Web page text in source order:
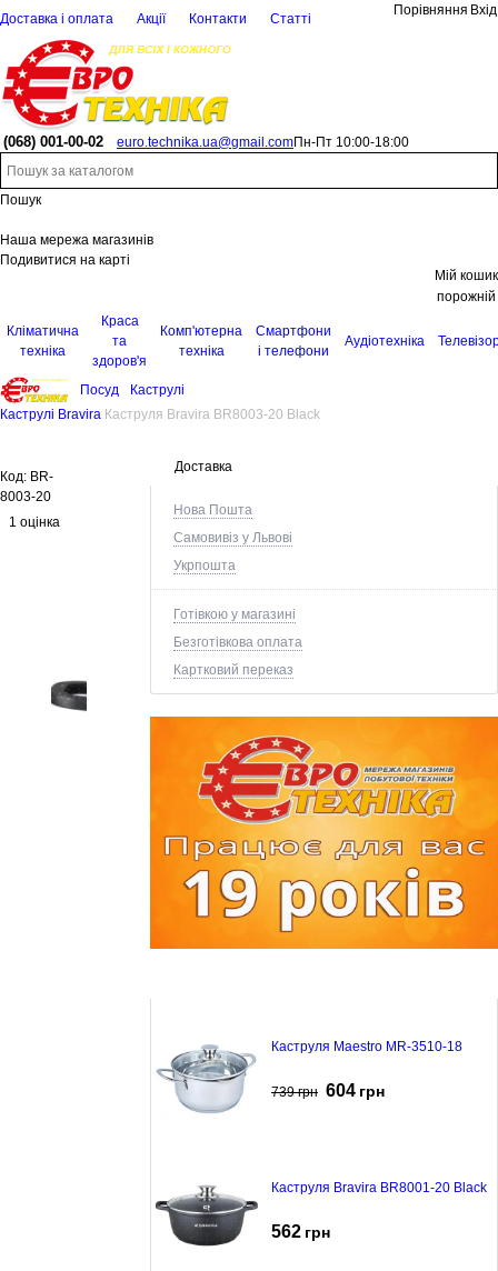
Доставка і оплата Акції Контакти Статті
Порівняння Вхід
(068) 001-00-02 euro.technika.ua@gmail.comПн-Пт 10:00-18:00
Пошук
Наша мережа магазинів
Подивитися на карті
Мій кошик
порожній
Кліматична
техніка
Краса
та
здоров'я
Комп'ютерна
техніка
Смартфони
і телефони
Аудіотехніка
Посуд
Каструлі
Каструлі Bravira Каструля Bravira BR8003-20 Black
Доставка
Нова Пошта
Самовивіз у Львові
Укрпошта
Готівкою у магазині
Безготівкова оплата
Картковий переказ
Каструля Maestro MR-3510-18
739 грн 604 грн
Каструля Bravira BR8001-20 Black
562 грн
Код: BR-
8003-20
1 оцінка